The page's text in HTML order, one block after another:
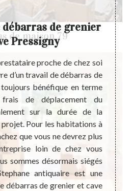
de maison 79
de grenier
Pressigny
proche de chez soi
d’un travail de débarras de
bénéfique en terme
de déplacement du
sur la durée de la
Pour les habitations à
que vous ne devrez plus
loin de chez vous
sommes désormais siégés
antiquaire est une
débarras de grenier et cave
Si
de